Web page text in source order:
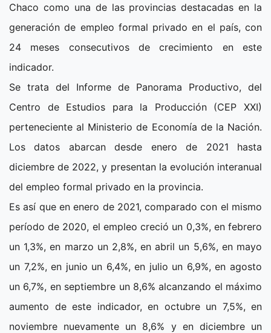
Chaco como una de las provincias destacadas en la
generación de empleo formal privado en el país, con
24 meses consecutivos de crecimiento en este
indicador.
Se trata del Informe de Panorama Productivo, del
Centro de Estudios para la Producción (CEP XXI)
perteneciente al Ministerio de Economía de la Nación.
Los datos abarcan desde enero de 2021 hasta
diciembre de 2022, y presentan la evolución interanual
del empleo formal privado en la provincia.
Es así que en enero de 2021, comparado con el mismo
período de 2020, el empleo creció un 0,3%, en febrero
un 1,3%, en marzo un 2,8%, en abril un 5,6%, en mayo
un 7,2%, en junio un 6,4%, en julio un 6,9%, en agosto
un 6,7%, en septiembre un 8,6% alcanzando el máximo
aumento de este indicador, en octubre un 7,5%, en
noviembre nuevamente un 8,6% y en diciembre un